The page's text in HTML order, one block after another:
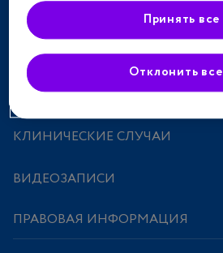
МЕРОПРИЯТИЯ
ПРЕПАРАТЫ
ИССЛЕДОВАНИЯ И СТАТЬИ
КЛИНИЧЕСКИЕ СЛУЧАИ
ВИДЕОЗАПИСИ
ПРАВОВАЯ ИНФОРМАЦИЯ
Отклонить все
Принять все